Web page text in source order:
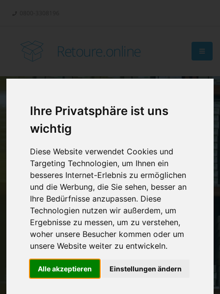
Ihre Privatsphäre ist uns
wichtig
Diese Website verwendet Cookies und
Targeting Technologien, um Ihnen ein
besseres Internet-Erlebnis zu ermöglichen
und die Werbung, die Sie sehen, besser an
Ihre Bedürfnisse anzupassen. Diese
Technologien nutzen wir außerdem, um
Ergebnisse zu messen, um zu verstehen,
woher unsere Besucher kommen oder um
unsere Website weiter zu entwickeln.
Alle akzeptieren Einstellungen ändern
Retoure.online
Retouren-
Management?
Vereinbaren Sie einenRückruf
Hinterlassen Sie uns gern eine persönliche Nachricht.